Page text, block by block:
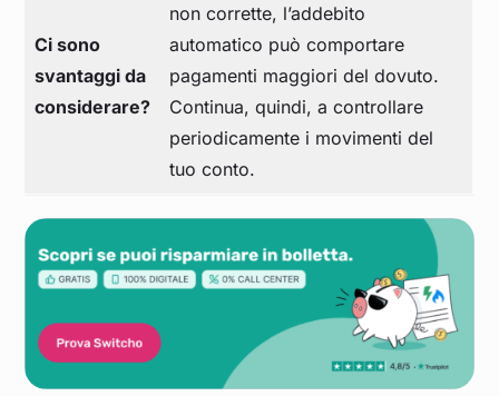
Ci sono
svantaggi da
considerare?
non corrette, l’addebito
automatico può comportare
pagamenti maggiori del dovuto.
Continua, quindi, a controllare
periodicamente i movimenti del
tuo conto.